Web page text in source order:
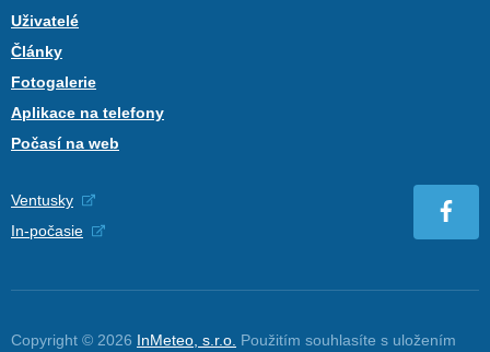
Uživatelé
Články
Fotogalerie
Aplikace na telefony
Počasí na web
Ventusky
In-počasie
Copyright © 2026 InMeteo, s.r.o. Použitím souhlasíte s uložením